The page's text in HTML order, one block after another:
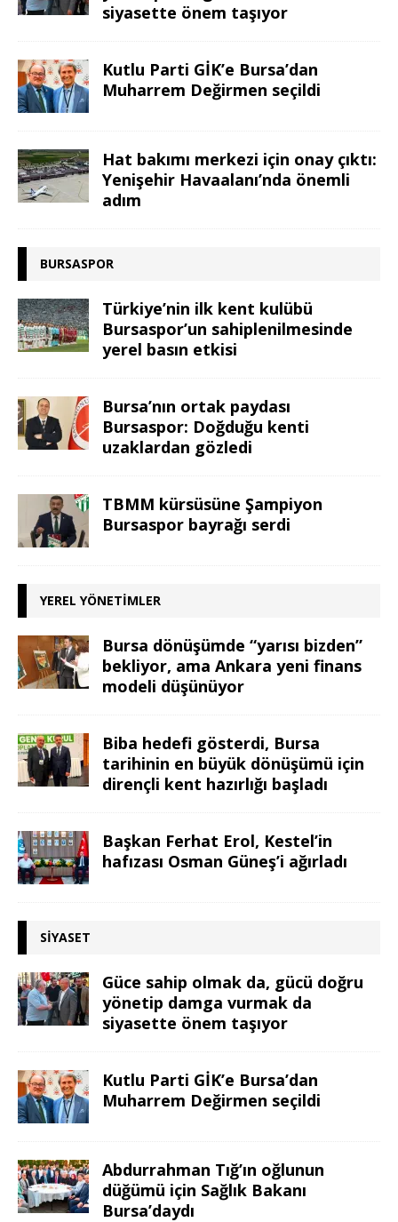
siyasette önem taşıyor
Kutlu Parti GİK’e Bursa’dan
Muharrem Değirmen seçildi
Hat bakımı merkezi için onay çıktı:
Yenişehir Havaalanı’nda önemli
adım
BURSASPOR
Türkiye’nin ilk kent kulübü
Bursaspor’un sahiplenilmesinde
yerel basın etkisi
Bursa’nın ortak paydası
Bursaspor: Doğduğu kenti
uzaklardan gözledi
TBMM kürsüsüne Şampiyon
Bursaspor bayrağı serdi
YEREL YÖNETIMLER
Bursa dönüşümde “yarısı bizden”
bekliyor, ama Ankara yeni finans
modeli düşünüyor
Biba hedefi gösterdi, Bursa
tarihinin en büyük dönüşümü için
dirençli kent hazırlığı başladı
Başkan Ferhat Erol, Kestel’in
hafızası Osman Güneş’i ağırladı
SIYASET
Güce sahip olmak da, gücü doğru
yönetip damga vurmak da
siyasette önem taşıyor
Kutlu Parti GİK’e Bursa’dan
Muharrem Değirmen seçildi
Abdurrahman Tığ’ın oğlunun
düğümü için Sağlık Bakanı
Bursa’daydı